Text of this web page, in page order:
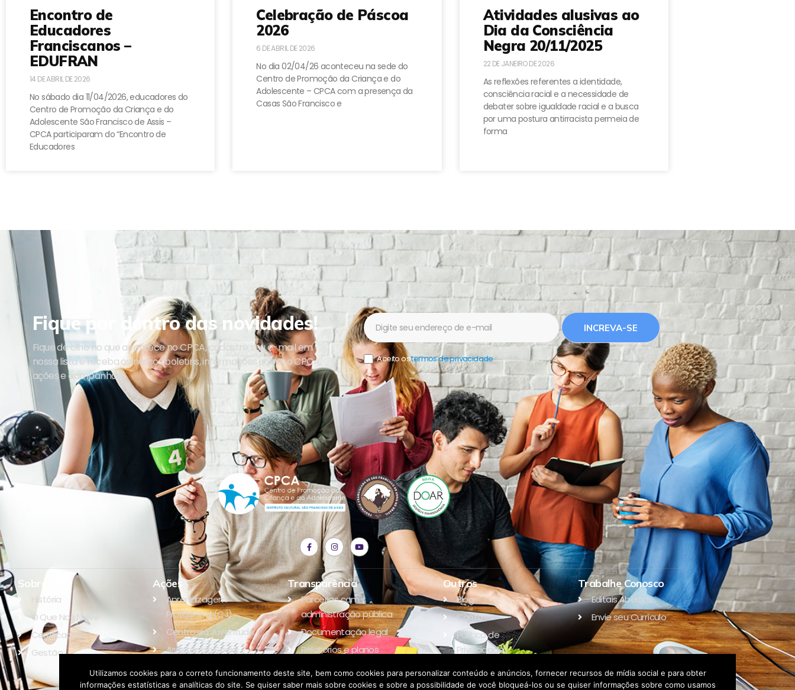
Encontro de
Educadores
Franciscanos –
EDUFRAN
14 DE ABRIL DE 2026
No sábado dia 11/04/2026, educadores do
Centro de Promoção da Criança e do
Adolescente São Francisco de Assis –
CPCA participaram do “Encontro de
Educadores
Celebração de Páscoa
2026
6 DE ABRIL DE 2026
No dia 02/04/26 aconteceu na sede do
Centro de Promoção da Criança e do
Adolescente – CPCA com a presença da
Casas São Francisco e
Atividades alusivas ao
Dia da Consciência
Negra 20/11/2025
22 DE JANEIRO DE 2026
As reflexões referentes a identidade,
consciência racial e a necessidade de
debater sobre igualdade racial e a busca
por uma postura antirracista permeia de
forma
Fique por dentro das novidades!
Fique de olho no que acontece no CPCA, cadastre seu e-mail em
nossa lista e receba os nossos boletins, informações sobre o CPCA,
ações e campanhas.
Newsletter
Aceito ostermos de privacidade.
INCREVA-SE
Sobre Nós
História
O Que Nos Move
Certificações
Gestão
Ações
Aprendizagem
Profissional (CJ)
Centro da Juventude
Assistência Social
Transparência
Parcerias com
administração pública
Documentação legal
Relatórios e planos
Parceiros
Outros
Blog
Contato
Política de
Privacidade
Trabalhe Conosco
Editais Abertos
Envie seu Currículo
Utilizamos cookies para o correto funcionamento deste site, bem como cookies para personalizar conteúdo e anúncios, fornecer recursos de mídia social e para obter
informações estatísticas e analíticas do site. Se quiser saber mais sobre cookies e sobre a possibilidade de você bloqueá-los ou se quiser informações sobre como usamos